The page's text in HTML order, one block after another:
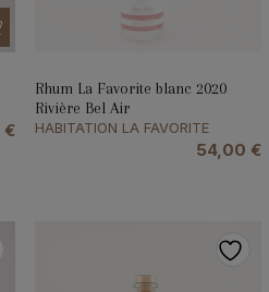
€
Rhum La Favorite blanc 2020
Rivière Bel Air
HABITATION LA FAVORITE
54,00 €